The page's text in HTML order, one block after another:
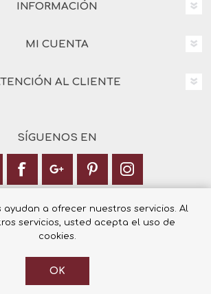
INFORMACIÓN
MI CUENTA
AL CLIENTE
SÍGUENOS EN
Calle Italia 6, 03003 Alicante
+34 965 12 23 55
ayudan a ofrecer nuestros servicios. Al
servicios, usted acepta el uso de
cookies.
OK